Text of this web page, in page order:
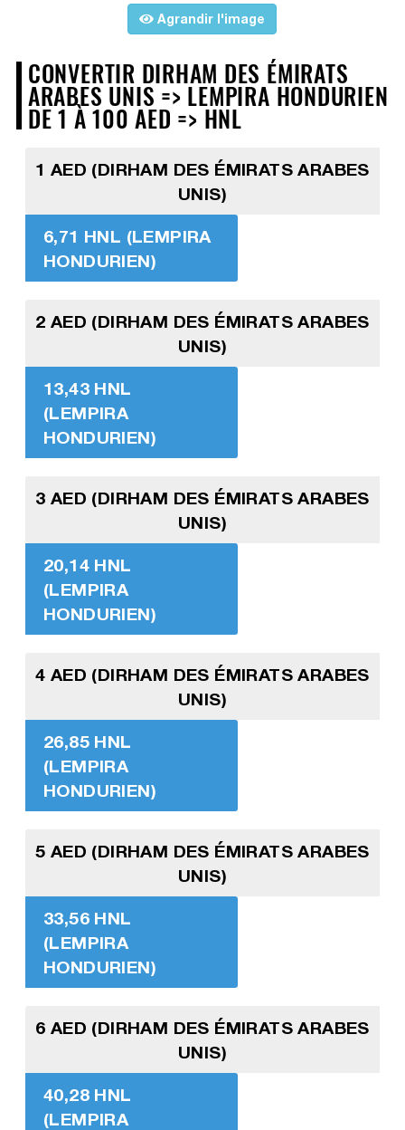
Agrandir l'image
CONVERTIR DIRHAM DES ÉMIRATS
ARABES UNIS => LEMPIRA HONDURIEN
DE 1 À 100 AED => HNL
1 AED (DIRHAM DES ÉMIRATS ARABES
UNIS)
6,71 HNL (LEMPIRA
HONDURIEN)
2 AED (DIRHAM DES ÉMIRATS ARABES
UNIS)
13,43 HNL
(LEMPIRA
HONDURIEN)
3 AED (DIRHAM DES ÉMIRATS ARABES
UNIS)
20,14 HNL
(LEMPIRA
HONDURIEN)
4 AED (DIRHAM DES ÉMIRATS ARABES
UNIS)
26,85 HNL
(LEMPIRA
HONDURIEN)
5 AED (DIRHAM DES ÉMIRATS ARABES
UNIS)
33,56 HNL
(LEMPIRA
HONDURIEN)
6 AED (DIRHAM DES ÉMIRATS ARABES
UNIS)
40,28 HNL
(LEMPIRA